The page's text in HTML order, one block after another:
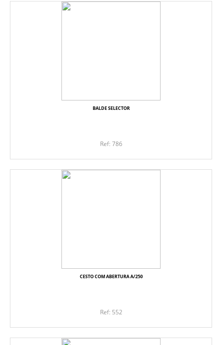
BALDE SELECTOR
Ref: 786
CESTO COM ABERTURA A/250
Ref: 552